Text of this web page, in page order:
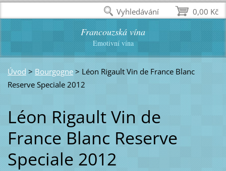
Francouzská vína
Emotivní vína
Úvod > Bourgogne > Léon Rigault Vin de France Blanc
Reserve Speciale 2012
Léon Rigault Vin de
France Blanc Reserve
Speciale 2012
0,00 Kč
Vyhledávání